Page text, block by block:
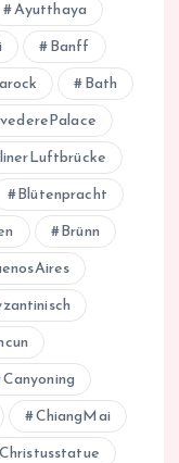
Ayutthaya
Banff
Bath
Blütenpracht
Brünn
Canyoning
ChiangMai
Christusstatue